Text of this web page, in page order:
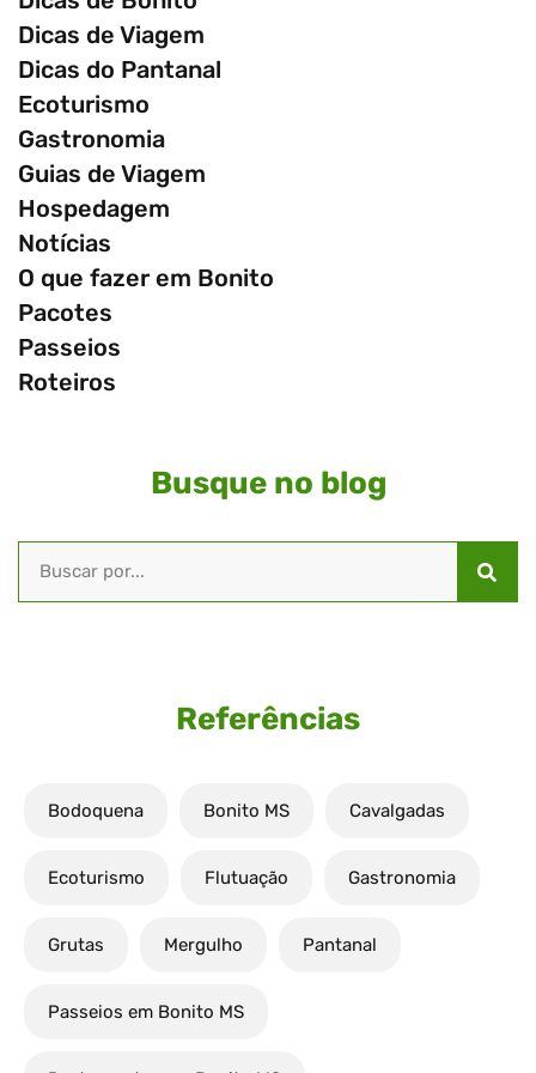
Dicas de Viagem
Dicas do Pantanal
Ecoturismo
Gastronomia
Guias de Viagem
Hospedagem
Notícias
O que fazer em Bonito
Pacotes
Passeios
Roteiros
Busque no blog
Referências
Bodoquena Bonito MS Cavalgadas
Ecoturismo Flutuação Gastronomia
Grutas Mergulho Pantanal
Passeios em Bonito MS